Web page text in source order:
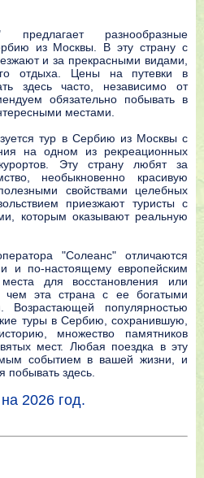
предлагает разнообразные
из Москвы. В эту страну с
и за прекрасными видами,
отдыха. Цены на путевки в
здесь часто, независимо от
обязательно побывать в
местами.
тур в Сербию из Москвы с
на одном из рекреационных
Эту страну любят за
необыкновенно красивую
свойствами целебных
приезжают туристы с
которым оказывают реальную
"Солеанс" отличаются
и по-настоящему европейским
для восстановления или
чем эта страна с ее богатыми
Возрастающей популярностью
туры в Сербию, сохранившую,
множество памятников
мест. Любая поездка в эту
событием в вашей жизни, и
побывать здесь.
2026 год.